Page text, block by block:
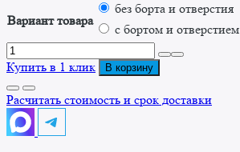
Вариант товара
без борта и отверстия
с бортом и отверстием
Количество
товара
моечная
двухсекционная
сварная
Купить в 1 клик В корзину
Расчитать стоимость и срок доставки